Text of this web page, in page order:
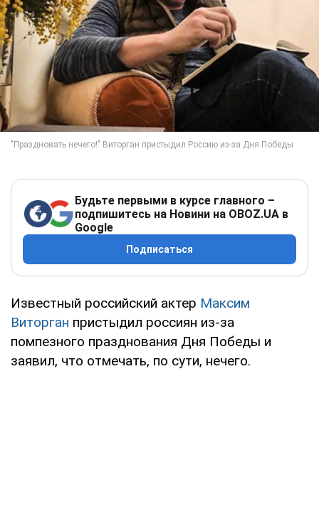
Будьте первыми в курсе главного –
подпишитесь на Новини на OBOZ.UA в
Google
Подписаться
Известный российский актер Максим
Виторган пристыдил россиян из-за
помпезного празднования Дня Победы и
заявил, что отмечать, по сути, нечего.